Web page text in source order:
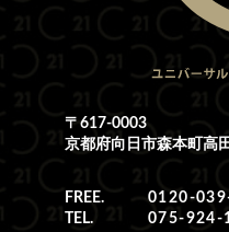
〒617-0003
京都府向日市森本町高
FREE.
0120-
TEL.
075-924-